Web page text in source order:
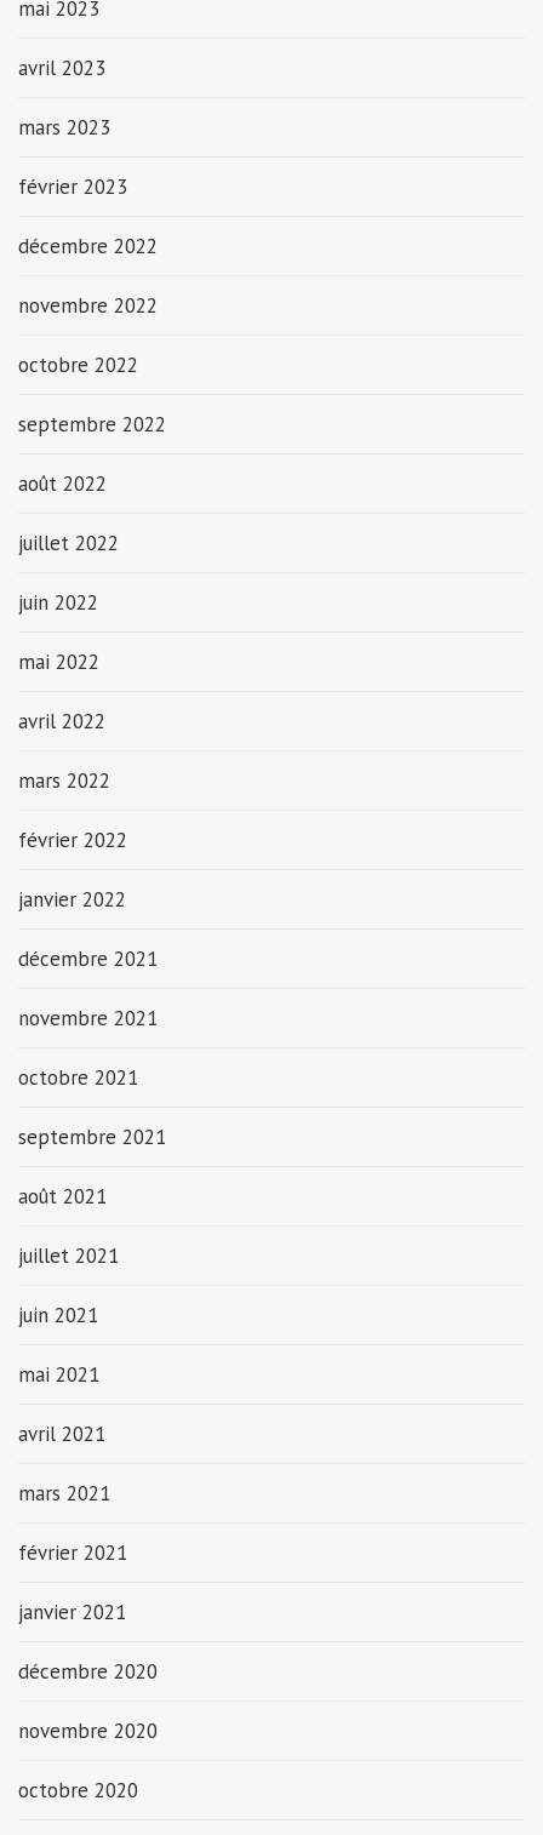
mai 2023
avril 2023
mars 2023
février 2023
décembre 2022
novembre 2022
octobre 2022
septembre 2022
août 2022
juillet 2022
juin 2022
mai 2022
avril 2022
mars 2022
février 2022
janvier 2022
décembre 2021
novembre 2021
octobre 2021
septembre 2021
août 2021
juillet 2021
juin 2021
mai 2021
avril 2021
mars 2021
février 2021
janvier 2021
décembre 2020
novembre 2020
octobre 2020